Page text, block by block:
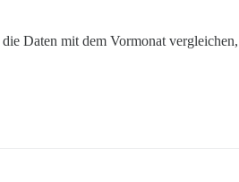
Daten mit dem Vormonat